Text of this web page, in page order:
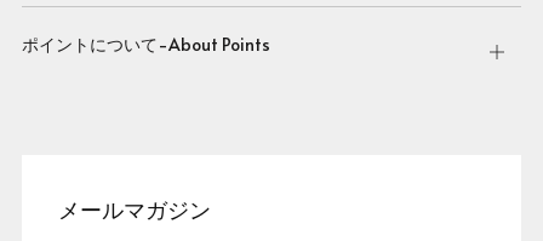
tab
ポイントについて-About Points
Open
メールマガジン